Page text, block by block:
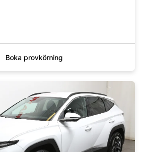
Boka provkörning